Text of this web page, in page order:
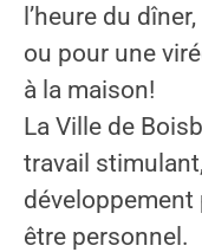
l’heure du
ou pour une
à la maison!
La Ville de
travail
être personnel.